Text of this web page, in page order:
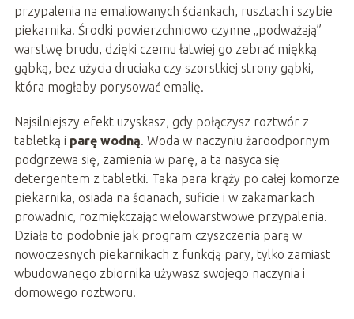
przypalenia na emaliowanych ściankach, rusztach i szybie
piekarnika. Środki powierzchniowo czynne „podważają”
warstwę brudu, dzięki czemu łatwiej go zebrać miękką
gąbką, bez użycia druciaka czy szorstkiej strony gąbki,
która mogłaby porysować emalię.
Najsilniejszy efekt uzyskasz, gdy połączysz roztwór z
tabletką i parę wodną. Woda w naczyniu żaroodpornym
podgrzewa się, zamienia w parę, a ta nasyca się
detergentem z tabletki. Taka para krąży po całej komorze
piekarnika, osiada na ścianach, suficie i w zakamarkach
prowadnic, rozmiękczając wielowarstwowe przypalenia.
Działa to podobnie jak program czyszczenia parą w
nowoczesnych piekarnikach z funkcją pary, tylko zamiast
wbudowanego zbiornika używasz swojego naczynia i
domowego roztworu.